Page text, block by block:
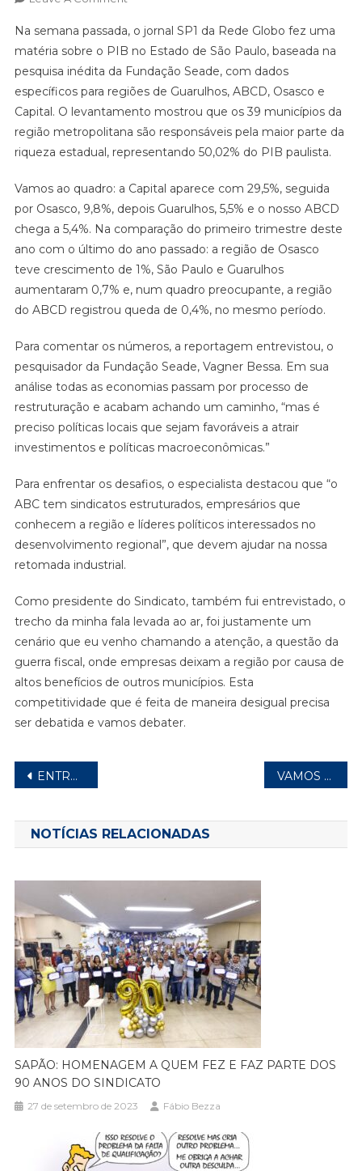
IMPACTOS
DA
INDÚSTRIA
NA
REGIÃO
DO
Na semana passada, o jornal SP1 da Rede Globo fez uma
matéria sobre o PIB no Estado de São Paulo, baseada na
pesquisa inédita da Fundação Seade, com dados
específicos para regiões de Guarulhos, ABCD, Osasco e
Capital. O levantamento mostrou que os 39 municípios da
região metropolitana são responsáveis pela maior parte da
riqueza estadual, representando 50,02% do PIB paulista.
Vamos ao quadro: a Capital aparece com 29,5%, seguida
por Osasco, 9,8%, depois Guarulhos, 5,5% e o nosso ABCD
chega a 5,4%. Na comparação do primeiro trimestre deste
ano com o último do ano passado: a região de Osasco
teve crescimento de 1%, São Paulo e Guarulhos
aumentaram 0,7% e, num quadro preocupante, a região
do ABCD registrou queda de 0,4%, no mesmo período.
Para comentar os números, a reportagem entrevistou, o
pesquisador da Fundação Seade, Vagner Bessa. Em sua
análise todas as economias passam por processo de
restruturação e acabam achando um caminho, “mas é
preciso políticas locais que sejam favoráveis a atrair
investimentos e políticas macroeconômicas.”
Para enfrentar os desafios, o especialista destacou que “o
ABC tem sindicatos estruturados, empresários que
conhecem a região e líderes políticos interessados no
desenvolvimento regional”, que devem ajudar na nossa
retomada industrial.
Como presidente do Sindicato, também fui entrevistado, o
trecho da minha fala levada ao ar, foi justamente um
cenário que eu venho chamando a atenção, a questão da
guerra fiscal, onde empresas deixam a região por causa de
altos benefícios de outros municípios. Esta
competitividade que é feita de maneira desigual precisa
ser debatida e vamos debater.
Navegação
Post
ENTREVISTA COM CÍCERO MARTINHA E ADILSON SAPÃO VAMOS TROCAR IDEIAS, DE TUDO UM POUCO
NOTÍCIAS RELACIONADAS
SAPÃO: HOMENAGEM A QUEM FEZ E FAZ PARTE DOS
90 ANOS DO SINDICATO
27 de setembro de 2023 Fábio Bezza